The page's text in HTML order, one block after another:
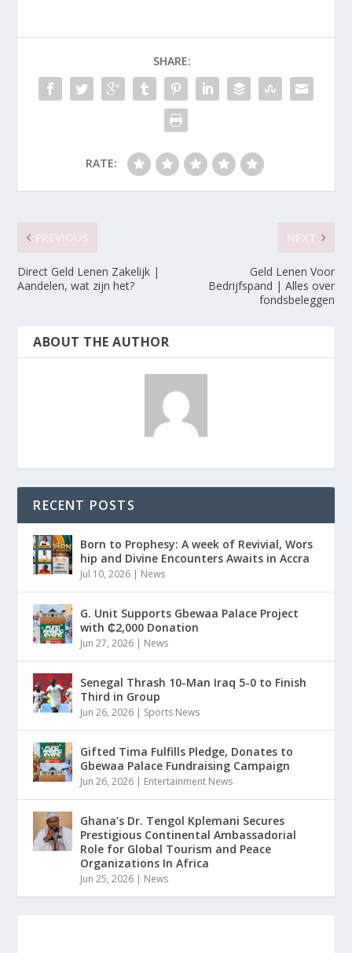
SHARE:
RATE:
Direct Geld Lenen Zakelijk |
Aandelen, wat zijn het?
Geld Lenen Voor
Bedrijfspand | Alles over
fondsbeleggen
ABOUT THE AUTHOR
RECENT POSTS
Born to Prophesy: A week of Revivial, Wors
hip and Divine Encounters Awaits in Accra
Jul 10, 2026 | News
G. Unit Supports Gbewaa Palace Project
with ₵2,000 Donation
Jun 27, 2026 | News
Senegal Thrash 10-Man Iraq 5-0 to Finish
Third in Group
Jun 26, 2026 | Sports News
Gifted Tima Fulfills Pledge, Donates to
Gbewaa Palace Fundraising Campaign
Jun 26, 2026 | Entertainment News
Ghana’s Dr. Tengol Kplemani Secures
Prestigious Continental Ambassadorial
Role for Global Tourism and Peace
Organizations In Africa
Jun 25, 2026 | News